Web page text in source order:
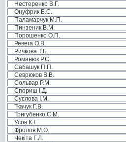
Нестеренко В.Г.
Онуфрик Б.С.
Паламарчук М.П.
Пинзеник В.М.
Порошенко О.П.
Ревега О.В.
Ричкова Т.Б.
Романюк Р.С.
Сабашук П.П.
Севрюков В.В.
Сольвар Р.М.
Спориш І.Д.
Суслова І.М.
Ткачук Г.В.
Тригубенко С.М.
Усов К.Г.
Фролов М.О.
Чекіта Г.Л.